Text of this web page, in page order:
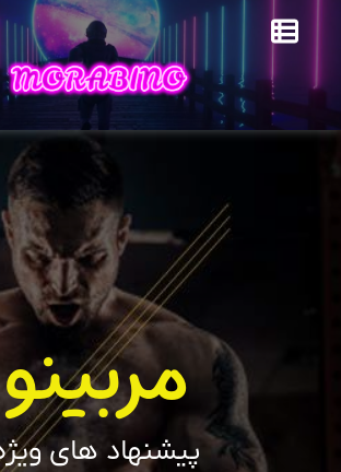
مربینو
پیشنهاد های